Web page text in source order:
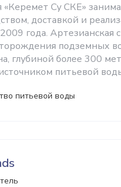
Су СКЕ»
доставкой и
2009 года.
подземных
глубиной более 300
питьевой
питьевой воды